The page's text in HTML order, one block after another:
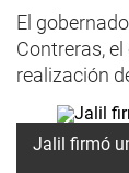
El
Contreras,
realización
Jalil firmó